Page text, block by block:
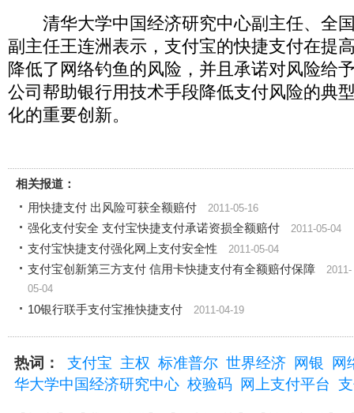
清华大学中国经济研究中心副主任、全
副主任王连洲表示，支付宝的快捷支付在提
降低了网络钓鱼的风险，并且承诺对风险给
公司帮助银行用技术手段降低支付风险的典
化的重要创新。
相关报道：
用快捷支付 出风险可获全额赔付
2011-05-16
强化支付安全 支付宝快捷支付承诺资损全额赔付 2011-05-04
支付宝快捷支付强化网上支付安全性 2011-05-04
支付宝创新第三方支付 信用卡快捷支付有全额赔付保障 2011-
05-04
10银行联手支付宝推快捷支付
2011-04-19
热词： 支付宝 主权 标准普尔 世界经济 网银
网
华大学中国经济研究中心 校验码 网上支付平台